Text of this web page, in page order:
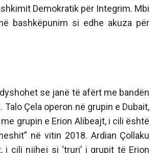
Demokratik për Integrim. Mbi
bashkëpunim si edhe akuza për
se janë të afërt me bandën
Çela operon në grupin e Dubait,
grupin e Erion Alibeajt, i cili është
në vitin 2018. Ardian Çollaku
cili njihej si ‘truri’ i grupit të Erion